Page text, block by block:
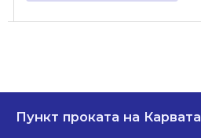
Пункт проката на Карвата